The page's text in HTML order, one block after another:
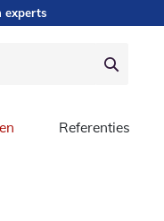
experts
Referenties